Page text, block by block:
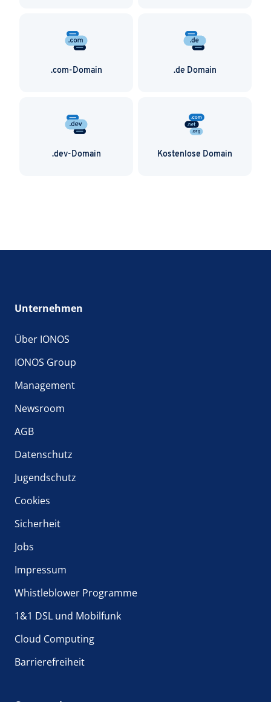
.com-Domain .de Domain
.dev-Domain Kostenlose Domain
Unternehmen
Über IONOS
IONOS Group
Management
Newsroom
AGB
Datenschutz
Jugendschutz
Cookies
Sicherheit
Jobs
Impressum
Whistleblower Programme
1&1 DSL und Mobilfunk
Cloud Computing
Barrierefreiheit